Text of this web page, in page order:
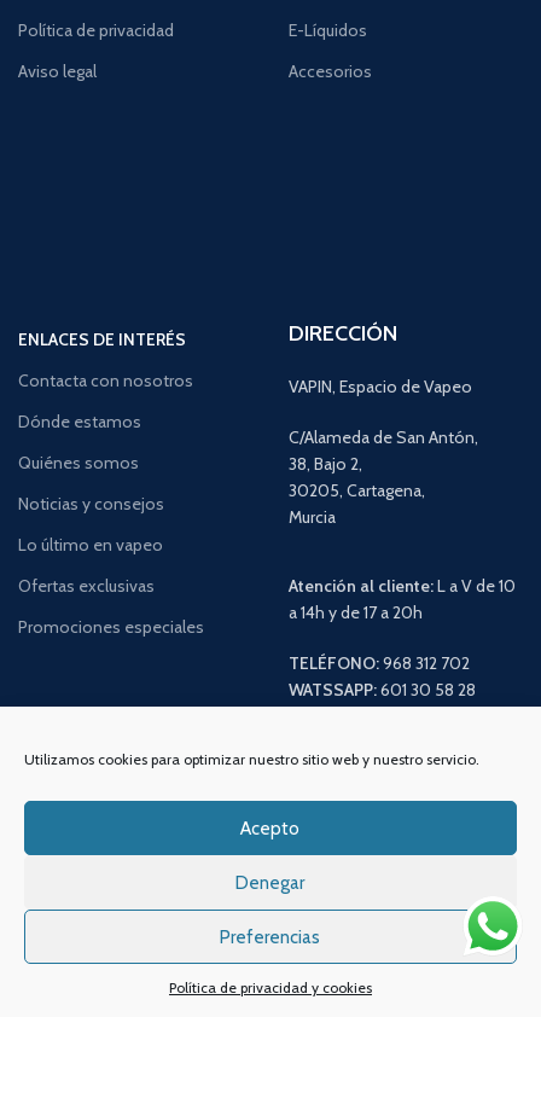
Utilizamos cookies para optimizar nuestro sitio web y nuestro servicio.
Acepto
Denegar
Preferencias
Política de privacidad y cookies
Política de privacidad
Aviso legal
E-Líquidos
Accesorios
ENLACES DE INTERÉS
Contacta con nosotros
Dónde estamos
Quiénes somos
Noticias y consejos
Lo último en vapeo
Ofertas exclusivas
Promociones especiales
DIRECCIÓN
VAPIN, Espacio de Vapeo
C/Alameda de San Antón,
38, Bajo 2,
30205, Cartagena,
Murcia
Atención al cliente:L a V de 10
a 14h y de 17 a 20h
TELÉFONO:968 312 702
WATSSAPP:601 30 58 28